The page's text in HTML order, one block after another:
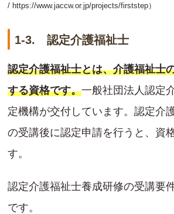
/ https://www.jaccw.or.jp/projects/firststep）
1-3. 認定介護福祉士
認定介護福祉士とは、介護福祉士
する資格です。一般社団法人認定
定機構が交付しています。認定介
の受講後に認定申請を行うと、資
す。
認定介護福祉士養成研修の受講要
です。